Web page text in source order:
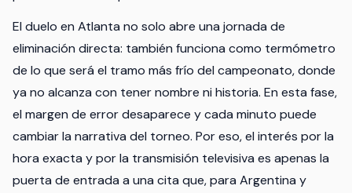
El duelo en Atlanta no solo abre una jornada de
eliminación directa: también funciona como termómetro
de lo que será el tramo más frío del campeonato, donde
ya no alcanza con tener nombre ni historia. En esta fase,
el margen de error desaparece y cada minuto puede
cambiar la narrativa del torneo. Por eso, el interés por la
hora exacta y por la transmisión televisiva es apenas la
puerta de entrada a una cita que, para Argentina y